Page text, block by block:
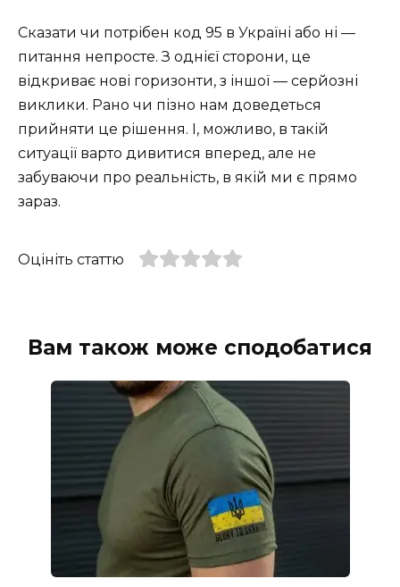
Сказати чи потрібен код 95 в Україні або ні —
питання непросте. З однієї сторони, це
відкриває нові горизонти, з іншої — серйозні
виклики. Рано чи пізно нам доведеться
прийняти це рішення. І, можливо, в такій
ситуації варто дивитися вперед, але не
забуваючи про реальність, в якій ми є прямо
зараз.
Оцініть статтю
Вам також може сподобатися